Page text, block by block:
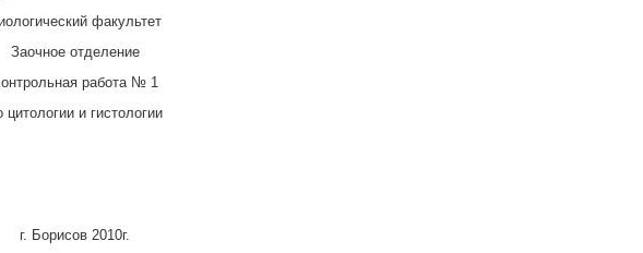
факультет
Заочное отделение
работа № 1
цитологии и гистологии
г. Борисов 2010г.